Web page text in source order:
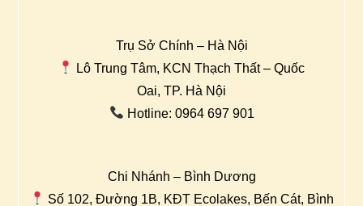
Trụ Sở Chính – Hà Nội
Lô Trung Tâm, KCN Thạch Thất – Quốc
Oai, TP. Hà Nội
Hotline: 0964 697 901
Chi Nhánh – Bình Dương
Số 102, Đường 1B, KĐT Ecolakes, Bến Cát, Bình